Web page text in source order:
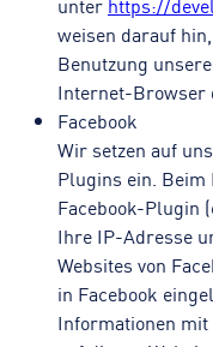
weisen darauf
Benutzung
Internet-Browser
Facebook
Wir setzen auf
Plugins ein.
Facebook-Plugin
Ihre IP-Adresse
Websites von
in Facebook
Informationen